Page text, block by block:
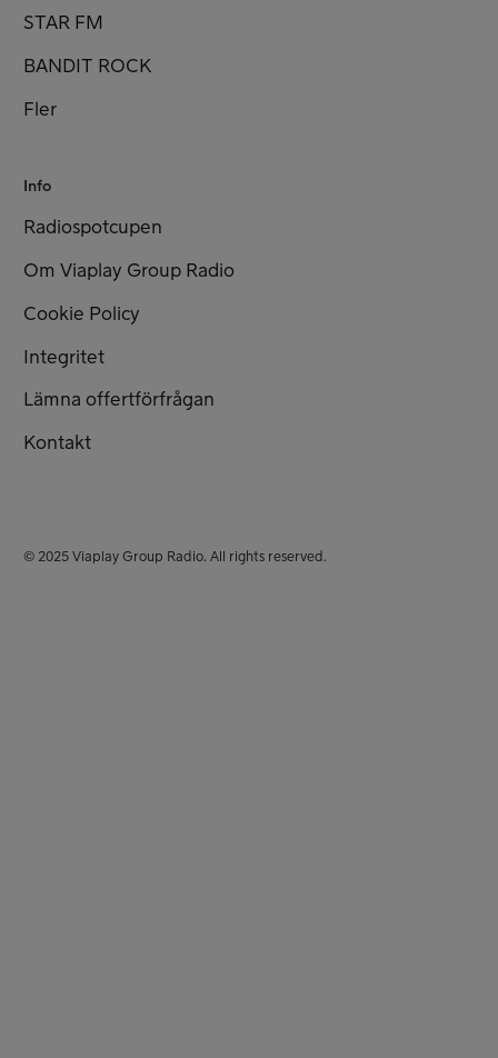
STAR FM
BANDIT ROCK
Fler
Info
Radiospotcupen
Om Viaplay Group Radio
Cookie Policy
Integritet
Lämna offertförfrågan
Kontakt
© 2025 Viaplay Group Radio. All rights reserved.